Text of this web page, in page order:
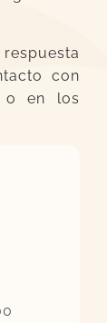
con
o en los